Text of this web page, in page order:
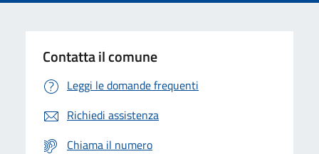
Contatta il comune
Leggi le domande frequenti
Richiedi assistenza
Chiama il numero